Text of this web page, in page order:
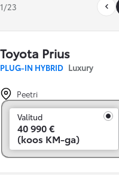
1/23
Toyota Prius
PLUG-IN HYBRID Luxury
Peetri
Valitud
40 990 €
(koos KM-ga)